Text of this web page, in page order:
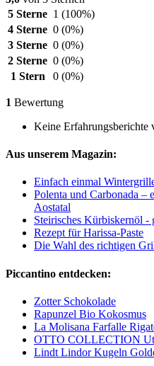
5 Sterne 1 (100%)
4 Sterne 0 (0%)
3 Sterne 0 (0%)
2 Sterne 0 (0%)
1 Stern
0 (0%)
1 Bewertung
Keine Erfahrungsberichte
Aus unserem Magazin:
Einfach einmal
Polenta und Carbonada –
Aostatal
Steirisches Kürbiskernöl -
Rezept für Harissa-Paste
Die Wahl des richtigen
Piccantino entdecken:
Zotter Schokolade
Rapunzel Bio Kokosmus
La Molisana Farfalle
OTTO COLLECTION
Lindt Lindor Kugeln